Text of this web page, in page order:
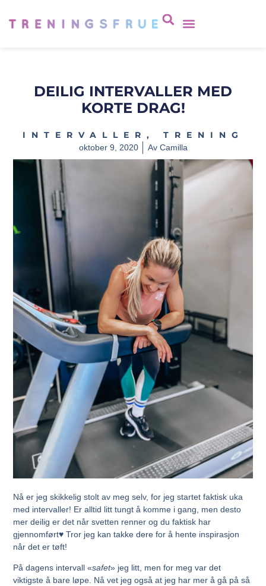
DEILIG INTERVALLER MED
KORTE DRAG!
INTERVALLER , TRENING
oktober 9, 2020 AvCamilla
Nå er jeg skikkelig stolt av meg selv, for jeg startet faktisk uka
med intervaller! Er alltid litt tungt å komme i gang, men desto
mer deilig er det når svetten renner og du faktisk har
gjennomført♥ Tror jeg kan takke dere for å hente inspirasjon
når det er tøft!
På dagens intervall «safet» jeg litt, men for meg var det
viktigste å bare løpe. Nå vet jeg også at jeg har mer å gå på så